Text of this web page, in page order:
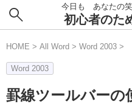
今日も あなたの笑
初心者のた
HOME > All Word > Word 2003 >
Word 2003
罫線ツールバーの